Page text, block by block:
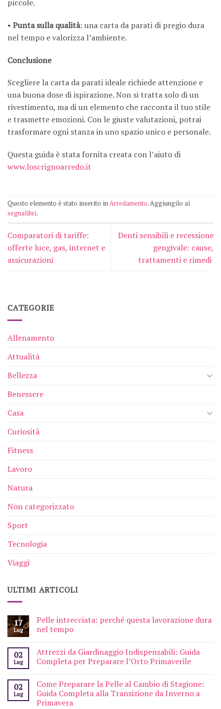
piccole.
• Punta sulla qualità: una carta da parati di pregio dura
nel tempo e valorizza l’ambiente.
Conclusione
Scegliere la carta da parati ideale richiede attenzione e
una buona dose di ispirazione. Non si tratta solo di un
rivestimento, ma di un elemento che racconta il tuo stile
e trasmette emozioni. Con le giuste valutazioni, potrai
trasformare ogni stanza in uno spazio unico e personale.
Questa guida è stata fornita creata con l’aiuto di
www.loscrignoarredo.it
Questo elemento è stato inserito inArredamento. Aggiungilo ai
segnalibri.
Comparatori di tariffe:
offerte luce, gas, internet e
assicurazioni
Denti sensibili e recessione
gengivale: cause,
trattamenti e rimedi
CATEGORIE
Allenamento
Attualità
Bellezza
Benessere
Casa
Curiosità
Fitness
Lavoro
Natura
Non categorizzato
Sport
Tecnologia
Viaggi
ULTIMI ARTICOLI
17
Lug
Pelle intrecciata: perché questa lavorazione dura
nel tempo
02
Lug
Attrezzi da Giardinaggio Indispensabili: Guida
Completa per Preparare l’Orto Primaverile
02
Lug
Come Preparare la Pelle al Cambio di Stagione:
Guida Completa alla Transizione da Inverno a
Primavera